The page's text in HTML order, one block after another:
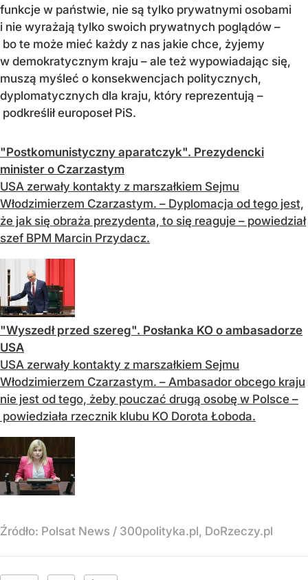
funkcje w państwie, nie są tylko prywatnymi osobami
i nie wyrażają tylko swoich prywatnych poglądów –
bo te może mieć każdy z nas jakie chce, żyjemy
w demokratycznym kraju – ale też wypowiadając się,
muszą myśleć o konsekwencjach politycznych,
dyplomatycznych dla kraju, który reprezentują –
podkreślił europoseł PiS.
"Postkomunistyczny aparatczyk". Prezydencki
minister o Czarzastym
USA zerwały kontakty z marszałkiem Sejmu
Włodzimierzem Czarzastym. – Dyplomacja od tego jest,
że jak się obraża prezydenta, to się reaguje – powiedział
szef BPM Marcin Przydacz.
"Wyszedł przed szereg". Posłanka KO o ambasadorze
USA
USA zerwały kontakty z marszałkiem Sejmu
Włodzimierzem Czarzastym. – Ambasador obcego kraju
nie jest od tego, żeby pouczać drugą osobę w Polsce –
powiedziała rzecznik klubu KO Dorota Łoboda.
Źródło: Polsat News / 300polityka.pl, DoRzeczy.pl